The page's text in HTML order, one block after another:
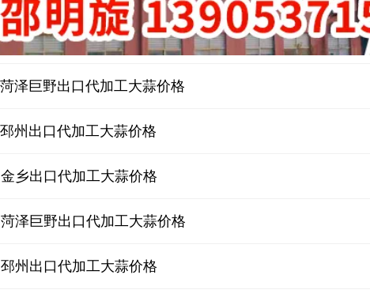
泽巨野出口代加工大蒜价格
州出口代加工大蒜价格
乡出口代加工大蒜价格
泽巨野出口代加工大蒜价格
州出口代加工大蒜价格